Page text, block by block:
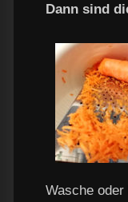
Dann sind
Wasche